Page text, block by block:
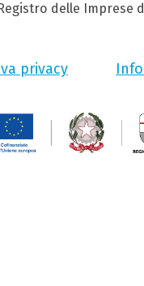
delle Imprese
privacy